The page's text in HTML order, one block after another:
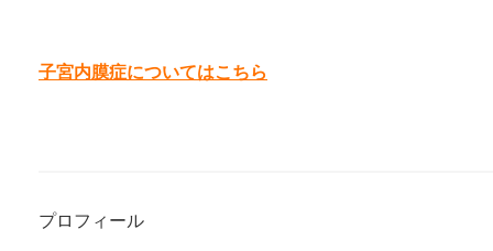
子宮内膜症についてはこちら
プロフィール